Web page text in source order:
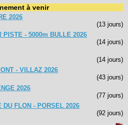
à venir
2026
(13 jours)
PISTE - 5000m BULLE 2026
(14 jours)
(14 jours)
- VILLAZ 2026
(43 jours)
2026
(77 jours)
FLON - PORSEL 2026
(92 jours)